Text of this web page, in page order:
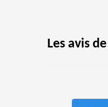
Les avis